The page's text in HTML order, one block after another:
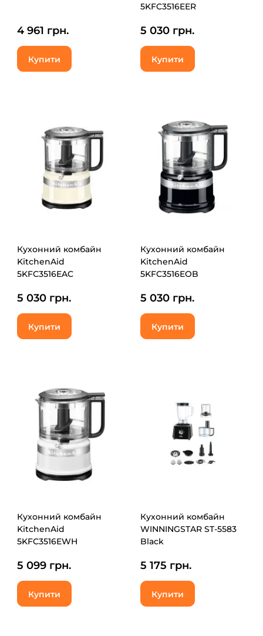
4 961 грн.
Купити
5KFC3516EER
5 030 грн.
Купити
Кухонний комбайн
KitchenAid
5KFC3516EAC
5 030 грн.
Купити
Кухонний комбайн
KitchenAid
5KFC3516EOB
5 030 грн.
Купити
Кухонний комбайн
KitchenAid
5KFC3516EWH
5 099 грн.
Купити
Кухонний комбайн
WINNINGSTAR ST-5583
Black
5 175 грн.
Купити